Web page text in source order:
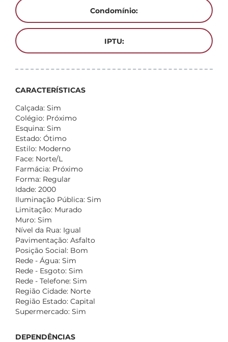
Condomínio:
IPTU:
CARACTERÍSTICAS
Calçada: Sim
Colégio: Próximo
Esquina: Sim
Estado: Ótimo
Estilo: Moderno
Face: Norte/L
Farmácia: Próximo
Forma: Regular
Idade: 2000
Iluminação Pública: Sim
Limitação: Murado
Muro: Sim
Nível da Rua: Igual
Pavimentação: Asfalto
Posição Social: Bom
Rede - Água: Sim
Rede - Esgoto: Sim
Rede - Telefone: Sim
Região Cidade: Norte
Região Estado: Capital
Supermercado: Sim
DEPENDÊNCIAS